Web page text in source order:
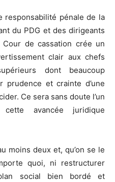
responsabilité pénale de la
du PDG et des dirigeants
de cassation crée un
clair aux chefs
dont beaucoup
prudence et crainte d’une
Ce sera sans doute l’un
avancée juridique
moins deux et, qu’on se le
quoi, ni restructurer
social bien bordé et